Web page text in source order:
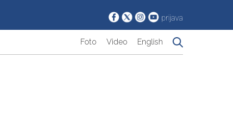
prijava
Foto Video English